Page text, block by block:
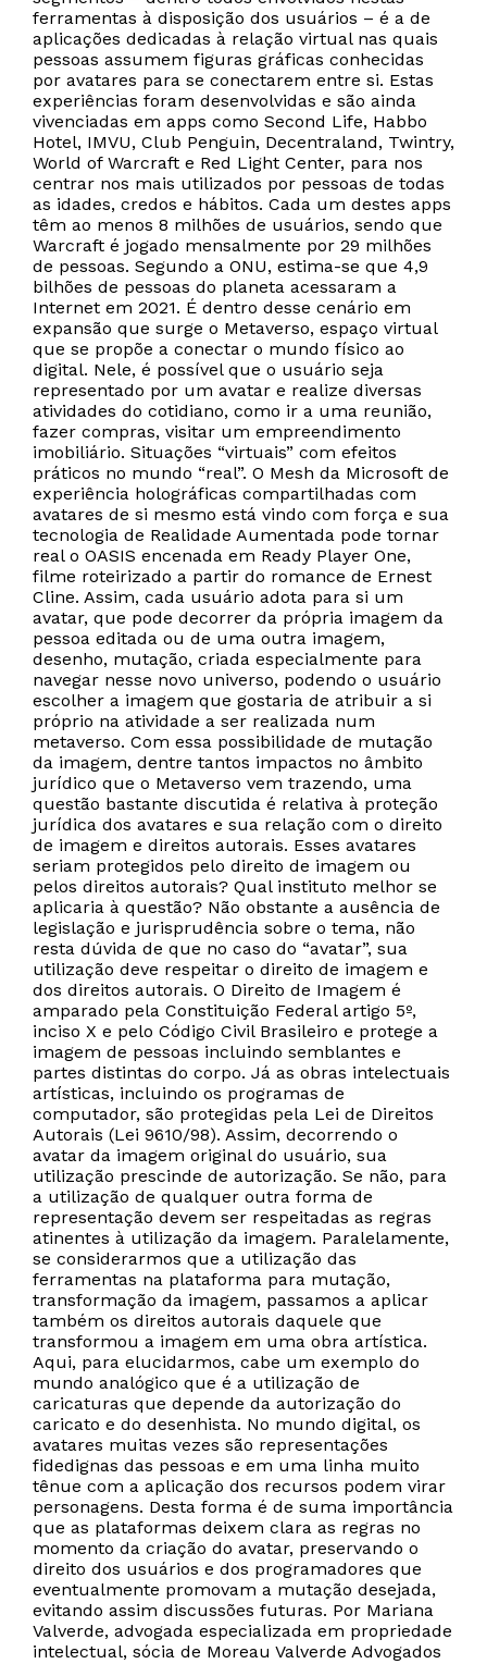
ferramentas à disposição dos usuários – é a de
aplicações dedicadas à relação virtual nas quais
pessoas assumem figuras gráficas conhecidas
por avatares para se conectarem entre si. Estas
experiências foram desenvolvidas e são ainda
vivenciadas em apps como Second Life, Habbo
Hotel, IMVU, Club Penguin, Decentraland, Twintry,
World of Warcraft e Red Light Center, para nos
centrar nos mais utilizados por pessoas de todas
as idades, credos e hábitos. Cada um destes apps
têm ao menos 8 milhões de usuários, sendo que
Warcraft é jogado mensalmente por 29 milhões
de pessoas. Segundo a ONU, estima-se que 4,9
bilhões de pessoas do planeta acessaram a
Internet em 2021. É dentro desse cenário em
expansão que surge o Metaverso, espaço virtual
que se propõe a conectar o mundo físico ao
digital. Nele, é possível que o usuário seja
representado por um avatar e realize diversas
atividades do cotidiano, como ir a uma reunião,
fazer compras, visitar um empreendimento
imobiliário. Situações “virtuais” com efeitos
práticos no mundo “real”. O Mesh da Microsoft de
experiência holográficas compartilhadas com
avatares de si mesmo está vindo com força e sua
tecnologia de Realidade Aumentada pode tornar
real o OASIS encenada em Ready Player One,
filme roteirizado a partir do romance de Ernest
Cline. Assim, cada usuário adota para si um
avatar, que pode decorrer da própria imagem da
pessoa editada ou de uma outra imagem,
desenho, mutação, criada especialmente para
navegar nesse novo universo, podendo o usuário
escolher a imagem que gostaria de atribuir a si
próprio na atividade a ser realizada num
metaverso. Com essa possibilidade de mutação
da imagem, dentre tantos impactos no âmbito
jurídico que o Metaverso vem trazendo, uma
questão bastante discutida é relativa à proteção
jurídica dos avatares e sua relação com o direito
de imagem e direitos autorais. Esses avatares
seriam protegidos pelo direito de imagem ou
pelos direitos autorais? Qual instituto melhor se
aplicaria à questão? Não obstante a ausência de
legislação e jurisprudência sobre o tema, não
resta dúvida de que no caso do “avatar”, sua
utilização deve respeitar o direito de imagem e
dos direitos autorais. O Direito de Imagem é
amparado pela Constituição Federal artigo 5º,
inciso X e pelo Código Civil Brasileiro e protege a
imagem de pessoas incluindo semblantes e
partes distintas do corpo. Já as obras intelectuais
artísticas, incluindo os programas de
computador, são protegidas pela Lei de Direitos
Autorais (Lei 9610/98). Assim, decorrendo o
avatar da imagem original do usuário, sua
utilização prescinde de autorização. Se não, para
a utilização de qualquer outra forma de
representação devem ser respeitadas as regras
atinentes à utilização da imagem. Paralelamente,
se considerarmos que a utilização das
ferramentas na plataforma para mutação,
transformação da imagem, passamos a aplicar
também os direitos autorais daquele que
transformou a imagem em uma obra artística.
Aqui, para elucidarmos, cabe um exemplo do
mundo analógico que é a utilização de
caricaturas que depende da autorização do
caricato e do desenhista. No mundo digital, os
avatares muitas vezes são representações
fidedignas das pessoas e em uma linha muito
tênue com a aplicação dos recursos podem virar
personagens. Desta forma é de suma importância
que as plataformas deixem clara as regras no
momento da criação do avatar, preservando o
direito dos usuários e dos programadores que
eventualmente promovam a mutação desejada,
evitando assim discussões futuras. Por Mariana
Valverde, advogada especializada em propriedade
intelectual, sócia de Moreau Valverde Advogados